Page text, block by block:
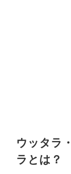
ウッタラ
ラとは？